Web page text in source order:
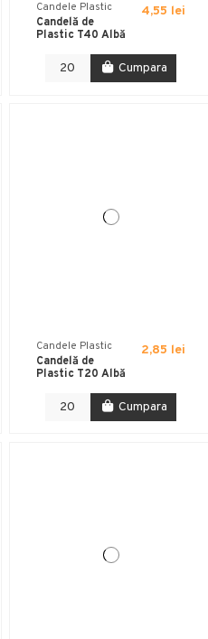
Candele Plastic
Candelă de
Plastic T40 Albă
4,55 lei
Cumpara
Candele Plastic
Candelă de
Plastic T20 Albă
2,85 lei
Cumpara